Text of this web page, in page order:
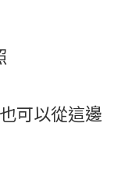
可以從這邊